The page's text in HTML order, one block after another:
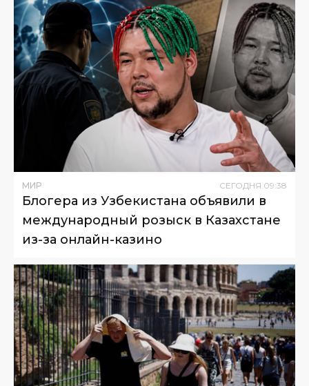
МИР СЕГОДНЯ 09:38
Блогера из Узбекистана объявили в
международный розыск в Казахстане
из-за онлайн-казино